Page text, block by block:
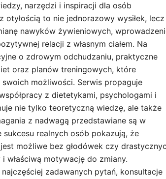
narzędzi i inspiracji dla osób
to nie jednorazowy wysiłek, lecz
nawyków żywieniowych,
relacji z własnym ciałem. Na
o zdrowym odchudzaniu, praktyczne
oraz planów treningowych, które
możliwości. Serwis propaguje
z dietetykami, psychologami i
nie tylko teoretyczną wiedzę, ale także
z nadwagą przedstawiane są w
realnych osób pokazują, że
możliwe bez głodówek czy
właściwą motywację do zmiany.
zadawanych pytań, konsultacje